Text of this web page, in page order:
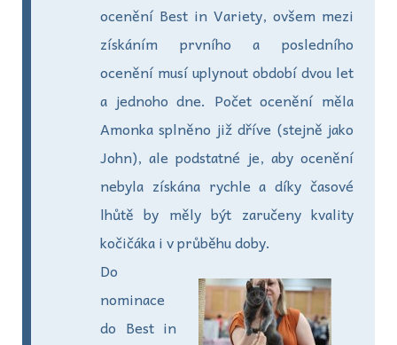
ocenění Best in Variety, ovšem mezi
získáním prvního a posledního
ocenění musí uplynout období dvou let
a jednoho dne. Počet ocenění měla
Amonka splněno již dříve (stejně jako
John), ale podstatné je, aby ocenění
nebyla získána rychle a díky časové
lhůtě by měly být zaručeny kvality
kočičáka i v průběhu doby.
Do
nominace
do Best in